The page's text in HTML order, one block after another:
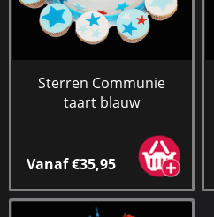
Sterren Communie
taart blauw
Vanaf €35,95